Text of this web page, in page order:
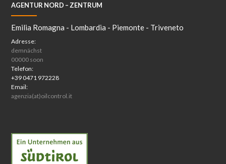
AGENTUR NORD – ZENTRUM
Emilia Romagna - Lombardia - Piemonte - Triveneto
Adresse:
demnächst
00000 soon
Telefon:
+39 0471 972228
Email:
agenzia(at)oilcontrol.it